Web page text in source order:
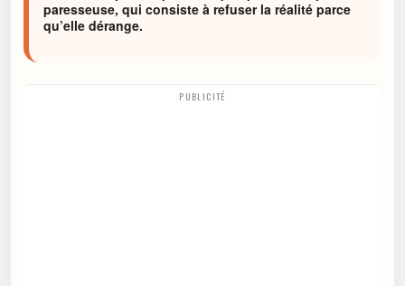
paresseuse, qui consiste à refuser la réalité parce
qu’elle dérange.
PUBLICITÉ